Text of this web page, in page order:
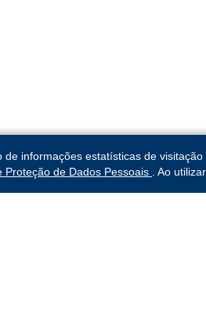
informações estatísticas de
Proteção de Dados Pessoais . Ao